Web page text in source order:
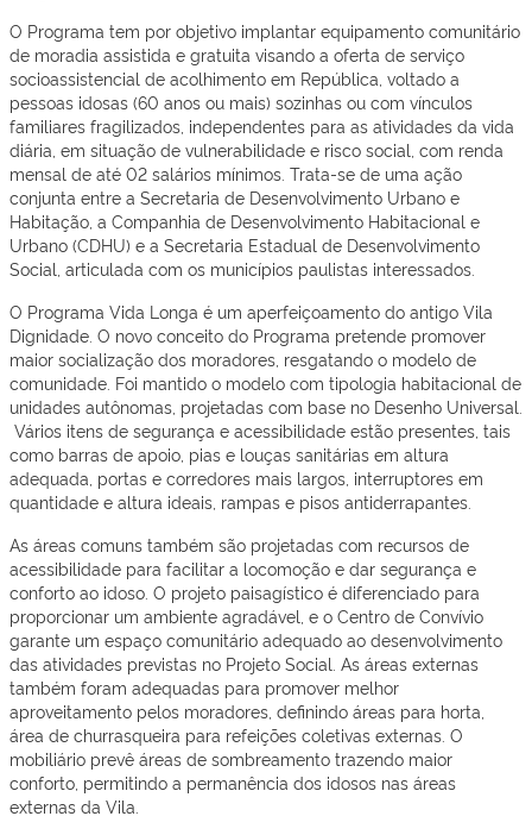
O Programa tem por objetivo implantar equipamento comunitário
de moradia assistida e gratuita visando a oferta de serviço
socioassistencial de acolhimento em República, voltado a
pessoas idosas (60 anos ou mais) sozinhas ou com vínculos
familiares fragilizados, independentes para as atividades da vida
diária, em situação de vulnerabilidade e risco social, com renda
mensal de até 02 salários mínimos. Trata-se de uma ação
conjunta entre a Secretaria de Desenvolvimento Urbano e
Habitação, a Companhia de Desenvolvimento Habitacional e
Urbano (CDHU) e a Secretaria Estadual de Desenvolvimento
Social, articulada com os municípios paulistas interessados.
O Programa Vida Longa é um aperfeiçoamento do antigo Vila
Dignidade. O novo conceito do Programa pretende promover
maior socialização dos moradores, resgatando o modelo de
comunidade. Foi mantido o modelo com tipologia habitacional de
unidades autônomas, projetadas com base no Desenho Universal.
Vários itens de segurança e acessibilidade estão presentes, tais
como barras de apoio, pias e louças sanitárias em altura
adequada, portas e corredores mais largos, interruptores em
quantidade e altura ideais, rampas e pisos antiderrapantes.
As áreas comuns também são projetadas com recursos de
acessibilidade para facilitar a locomoção e dar segurança e
conforto ao idoso. O projeto paisagístico é diferenciado para
proporcionar um ambiente agradável, e o Centro de Convívio
garante um espaço comunitário adequado ao desenvolvimento
das atividades previstas no Projeto Social. As áreas externas
também foram adequadas para promover melhor
aproveitamento pelos moradores, definindo áreas para horta,
área de churrasqueira para refeições coletivas externas. O
mobiliário prevê áreas de sombreamento trazendo maior
conforto, permitindo a permanência dos idosos nas áreas
externas da Vila.